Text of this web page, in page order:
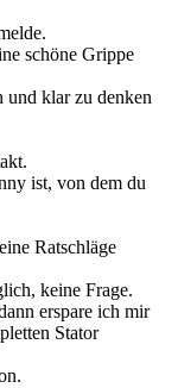
schöne Grippe
und klar zu denken
ist, von dem du
Ratschläge
keine Frage.
erspare ich mir
Stator